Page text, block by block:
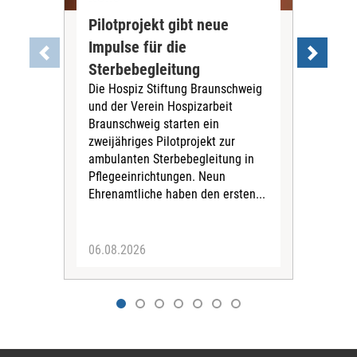
Pilotprojekt gibt neue
Impulse für die
Sterbebegleitung
Die Hospiz Stiftung Braunschweig
und der Verein Hospizarbeit
Braunschweig starten ein
zweijähriges Pilotprojekt zur
ambulanten Sterbebegleitung in
Pflegeeinrichtungen. Neun
Ehrenamtliche haben den ersten...
06.08.2026